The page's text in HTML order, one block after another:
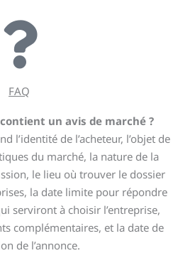
FAQ
un avis de marché ?
l’identité de l’acheteur, l’objet de
du marché, la nature de la
le lieu où trouver le dossier
la date limite pour répondre
serviront à choisir l’entreprise,
complémentaires, et la date de
de l’annonce.